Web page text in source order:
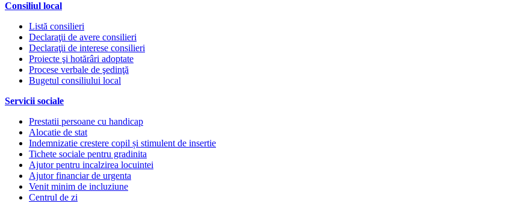
Consiliul local
Listă consilieri
Declaraţii de avere consilieri
Declaraţii de interese consilieri
Proiecte şi hotărâri adoptate
Procese verbale de şedinţă
Bugetul consiliului local
Servicii sociale
Prestatii persoane cu handicap
Alocatie de stat
Indemnizatie crestere copil și stimulent de insertie
Tichete sociale pentru gradinita
Ajutor pentru incalzirea locuintei
Ajutor financiar de urgenta
Venit minim de incluziune
Centrul de zi